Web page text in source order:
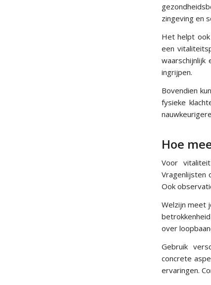
zingeving en
Het helpt
een
ingrijpen.
Bovendien
fysieke
Hoe
Voor
Vragenlijsten
Ook
Welzijn meet
over
Gebruik
concrete
ervaringen.